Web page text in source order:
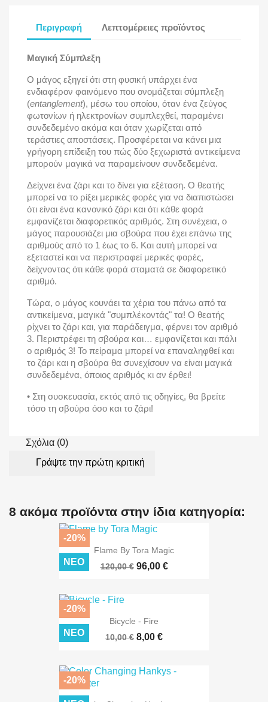
Περιγραφή Λεπτομέρειες προϊόντος
Μαγική Σύμπλεξη
Ο μάγος εξηγεί ότι στη φυσική υπάρχει ένα
ενδιαφέρον φαινόμενο που ονομάζεται σύμπλεξη
(entanglement), μέσω του οποίου, όταν ένα ζεύγος
φωτονίων ή ηλεκτρονίων συμπλεχθεί, παραμένει
συνδεδεμένο ακόμα και όταν χωρίζεται από
τεράστιες αποστάσεις. Προσφέρεται να κάνει μια
γρήγορη επίδειξη του πώς δύο ξεχωριστά αντικείμενα
μπορούν μαγικά να παραμείνουν συνδεδεμένα.
Δείχνει ένα ζάρι και το δίνει για εξέταση. Ο θεατής
μπορεί να το ρίξει μερικές φορές για να διαπιστώσει
ότι είναι ένα κανονικό ζάρι και ότι κάθε φορά
εμφανίζεται διαφορετικός αριθμός. Στη συνέχεια, ο
μάγος παρουσιάζει μια σβούρα που έχει επάνω της
αριθμούς από το 1 έως το 6. Και αυτή μπορεί να
εξεταστεί και να περιστραφεί μερικές φορές,
δείχνοντας ότι κάθε φορά σταματά σε διαφορετικό
αριθμό.
Τώρα, ο μάγος κουνάει τα χέρια του πάνω από τα
αντικείμενα, μαγικά "συμπλέκοντάς" τα! Ο θεατής
ρίχνει το ζάρι και, για παράδειγμα, φέρνει τον αριθμό
3. Περιστρέφει τη σβούρα και… εμφανίζεται και πάλι
ο αριθμός 3! Το πείραμα μπορεί να επαναληφθεί και
το ζάρι και η σβούρα θα συνεχίσουν να είναι μαγικά
συνδεδεμένα, όποιος αριθμός κι αν έρθει!
• Στη συσκευασία, εκτός από τις οδηγίες, θα βρείτε
τόσο τη σβούρα όσο και το ζάρι!
Σχόλια (0)
Γράψτε την πρώτη κριτική
8 ακόμα προϊόντα στην ίδια κατηγορία:
Flame By Tora Magic
120,00 € 96,00 €
-20%
ΝΈΟ
Bicycle - Fire
10,00 € 8,00 €
-20%
ΝΈΟ
-20%